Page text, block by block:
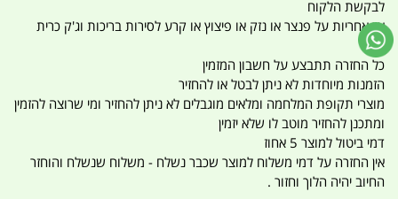
לבקשת הלקוח
אין אחריות על פנצר או נזק או פיצוץ או קרע לסירות בריכות וג'ק כרית
אוויר
כל החזרה תתבצע על חשבון המזמין
הזמנות מיוחדות לא ניתן לבטל או להחזיר
מוצרי תקופת המלחמה ומלאים מוגבלים לא ניתן להחזיר ומי שרוצה להזמין
ומתכנן להחזיר מוטב לו שלא יזמין
דמי ביטול למוצר 5 אחוז
אין החזרה על דמי משלוח למוצר שכבר נשלח - משלוח שנשלח והוחזר
החיוב יהיה הלוך וחזור .